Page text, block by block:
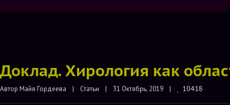
Доклад. Хирология как
Автор Майя Гордеева
    |
Статьи |    31 Октябрь, 2019    | 10418